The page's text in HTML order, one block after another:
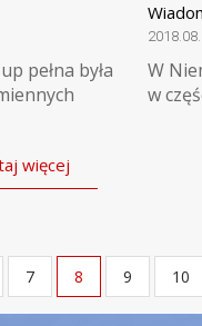
pełna była
więcej
W
w
7 8 9 10